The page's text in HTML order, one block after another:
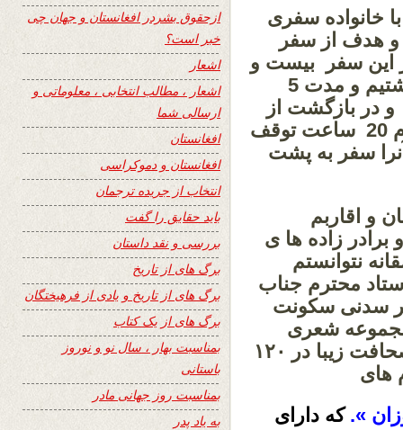
خانواده سفری
و هدف از سفر
این سفر بیست و
سه ساعت از آمستردام به سدنی پرواز داشتیم و مدت 5
در بازگشت از
سدنی علاوه از۲۳ ساعت پروازتا آمستردام 20 ساعت توقف
سفر به پشت
و اقاربم
زاده ها ی
نتوانستم
محترم جناب
سدنی سکونت
شعری
شان را بنام قلب آسیا که اخیر با قطع و صحافت زیبا در ۱۲۰
های
که دارای
ازحقوق بشردر افغانستان و جهان چی
خبر است؟
اشعار
اشعار ، مطالب انتخابی ، معلوماتی و
ارسالی شما
افغانستان
افغانستان و دموکراسی
انتخاب از جریده ترجمان
باید حقایق را گفت
بررسی و نقد داستان
برگ های از تاریخ
برگ های از تاریخ و یادی از فرهیختگان
برگ های از یک کتاب
بمناسبت بهار ، سال نو و نوروز
باستانی
بمناسبت روز جهانی مادر
به یاد پدر